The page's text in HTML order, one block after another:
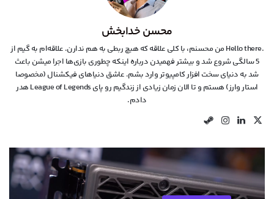
محسن خدابخش
.Hello there من محسنم، با کلی علاقه که هیچ ربطی به هم ندارن. علاقه‌ام به گیم از
5 سالگی شروع شد و بیشتر فهمیدن درباره اینکه چطوری بازی‌ها اجرا میشن باعث
شد به دنیای سخت افزار کامپیوتر وارد بشم. عاشق دنیاهای فیکشنال (مخصوصا
استار وارز) هستم و تا الان زمان زیادی از زندگیم رو پای League of Legends هدر
دادم.
X لینکدیناینستاگرام